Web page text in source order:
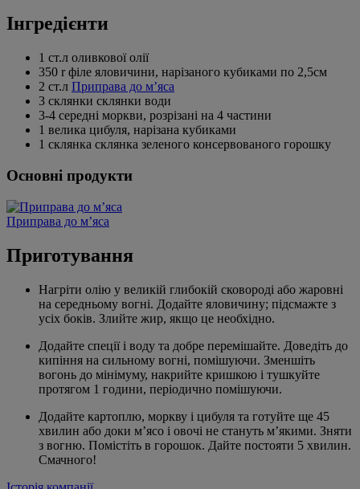
Інгредієнти
1 ст.л оливкової олії
350 r філе яловичини, нарізаного кубиками по 2,5см
2 ст.л Приправа до м’яса
3 склянки склянки води
3-4 середні моркви, розрізані на 4 частини
1 велика цибуля, нарізана кубиками
1 склянка склянка зеленого консервованого горошку
Основні продукти
Приправа до м’яса
Приготування
Нагріти олію у великій глибокій сковороді або жаровні
на середньому вогні. Додайте яловичину; підсмажте з
усіх боків. Злийте жир, якщо це необхідно.
Додайте спеції і воду та добре перемішайте. Доведіть до
кипіння на сильному вогні, помішуючи. Зменшіть
вогонь до мінімуму, накрийте кришкою і тушкуйте
протягом 1 години, періодично помішуючи.
Додайте картоплю, моркву і цибуля та готуйте ще 45
хвилин або доки м’ясо і овочі не стануть м’якими. Зняти
з вогню. Помістіть в горошок. Дайте постояти 5 хвилин.
Смачного!